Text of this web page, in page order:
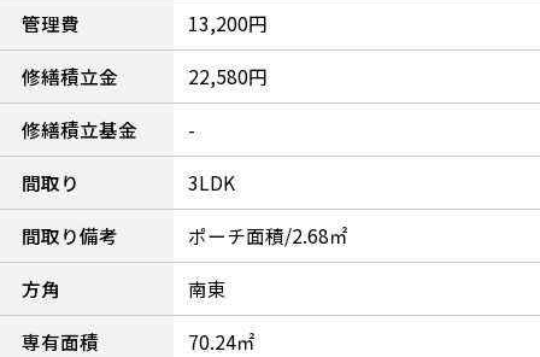
管理費
13,200円
修繕積立金
22,580円
修繕積立基金
-
間取り
3LDK
間取り備考
ポーチ面積/2.68㎡
方角
南東
専有面積
70.24㎡